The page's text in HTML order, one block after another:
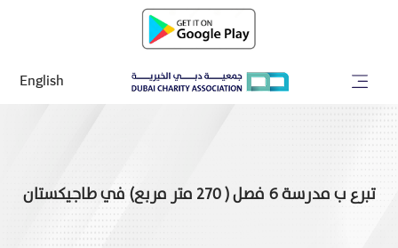
English
تبرع ب مدرسة 6 فصل ( 270 متر مربع) في طاجيكستان